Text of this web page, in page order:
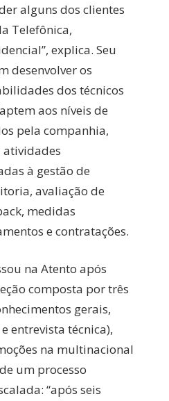
alguns dos clientes
Telefônica,
explica. Seu
desenvolver os
dos técnicos
aos níveis de
pela companhia,
à gestão de
avaliação de
medidas
e contratações.
na Atento após
composta por três
gerais,
entrevista técnica),
na multinacional
um processo
“após seis